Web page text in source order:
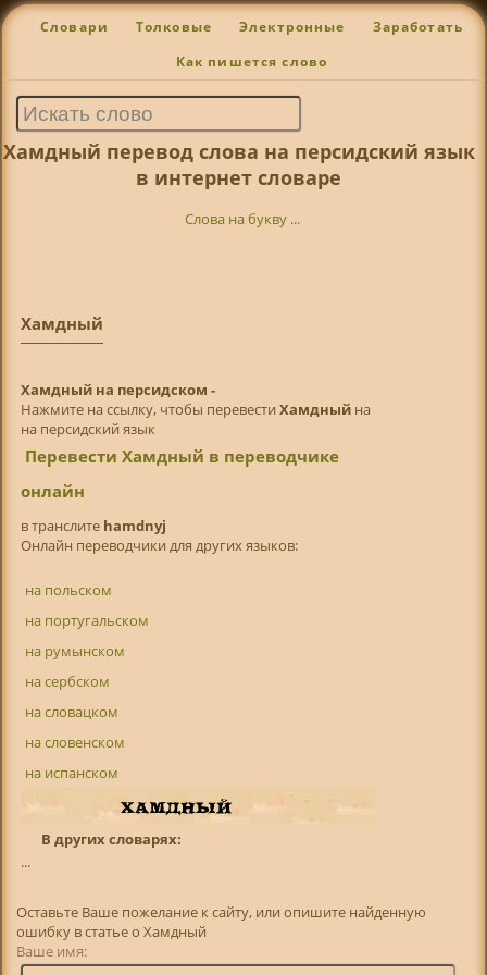
Словари Толковые Электронные Заработать
Как пишется слово
Хамдный перевод слова на персидский язык
в интернет словаре
Слова на букву ...
Хамдный
Хамдный на персидском -
Нажмите на ссылку, чтобы перевести Хамдныйна
на персидский язык
Перевести Хамдный в переводчике
онлайн
в транслитe hamdnyj
Онлайн переводчики для других языков:
на польском
на португальском
на румынском
на сербском
на словацком
на словенском
на испанском
В других словарях:
...
Оставьте Ваше пожелание к сайту, или опишите найденную
ошибку в статье о Хамдный
Ваше имя: